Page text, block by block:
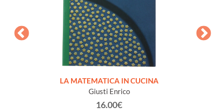
LA MATEMATICA IN CUCINA
Giusti Enrico
16.00€